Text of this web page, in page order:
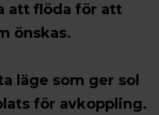
att flöda för att
önskas.
läge som ger sol
för avkoppling.